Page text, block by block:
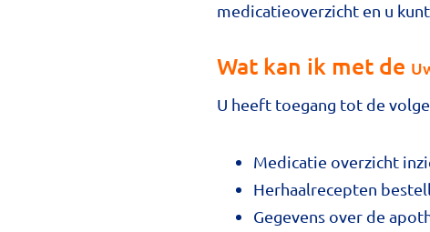
medicatieoverzicht en u
Wat kan ik met de
U heeft toegang tot de
Medicatie overzicht
Herhaalrecepten
Gegevens over de